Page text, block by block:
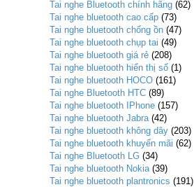
Tai nghe Bluetooth chính hãng (62)
Tai nghe bluetooth cao cấp (73)
Tai nghe bluetooth chống ồn (47)
Tai nghe bluetooth chụp tai (49)
Tai nghe bluetooth giá rẻ (208)
Tai nghe bluetooth hiển thị số (1)
Tai nghe bluetooth HOCO (161)
Tai nghe Bluetooth HTC (89)
Tai nghe bluetooth IPhone (157)
Tai nghe bluetooth Jabra (42)
Tai nghe bluetooth không dây (203)
Tai nghe bluetooth khuyến mãi (62)
Tai nghe Bluetooth LG (34)
Tai nghe bluetooth Nokia (39)
Tai nghe bluetooth plantronics (191)